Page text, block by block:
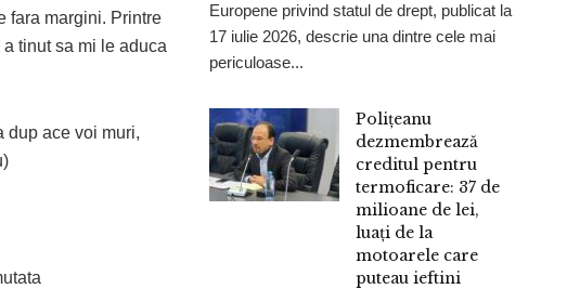
fara margini. Printre
tinut sa mi le aduca
ace voi muri,
Europene privind statul de drept, publicat la
17 iulie 2026, descrie una dintre cele mai
periculoase...
Polițeanu
dezmembrează
creditul pentru
termoficare: 37 de
milioane de lei,
luați de la
motoarele care
puteau ieftini